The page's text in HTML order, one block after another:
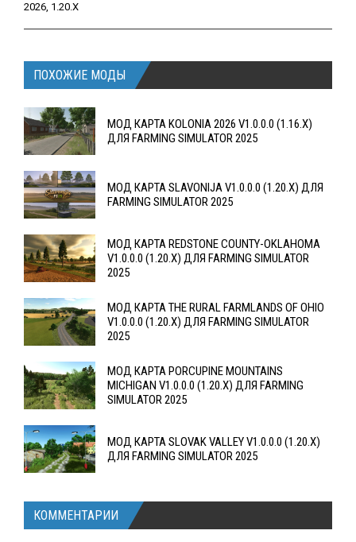
2026, 1.20.X
ПОХОЖИЕ МОДЫ
МОД КАРТА KOLONIA 2026 V1.0.0.0 (1.16.X)
ДЛЯ FARMING SIMULATOR 2025
МОД КАРТА SLAVONIJA V1.0.0.0 (1.20.X) ДЛЯ
FARMING SIMULATOR 2025
МОД КАРТА REDSTONE COUNTY-OKLAHOMA
V1.0.0.0 (1.20.X) ДЛЯ FARMING SIMULATOR
2025
МОД КАРТА THE RURAL FARMLANDS OF OHIO
V1.0.0.0 (1.20.X) ДЛЯ FARMING SIMULATOR
2025
МОД КАРТА PORCUPINE MOUNTAINS
MICHIGAN V1.0.0.0 (1.20.X) ДЛЯ FARMING
SIMULATOR 2025
МОД КАРТА SLOVAK VALLEY V1.0.0.0 (1.20.X)
ДЛЯ FARMING SIMULATOR 2025
КОММЕНТАРИИ